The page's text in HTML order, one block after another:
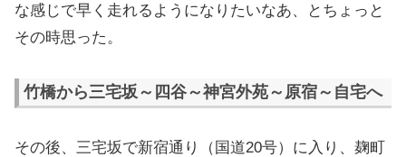
な感じで早く走れるようになりたいなあ、とちょっと
その時思った。
竹橋から三宅坂～四谷～神宮外苑～原宿～自宅へ
その後、三宅坂で新宿通り（国道20号）に入り、麹町